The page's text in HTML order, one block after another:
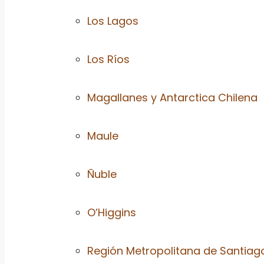
Los Lagos
Los Ríos
Magallanes y Antarctica Chilena
Maule
Ñuble
O’Higgins
Región Metropolitana de